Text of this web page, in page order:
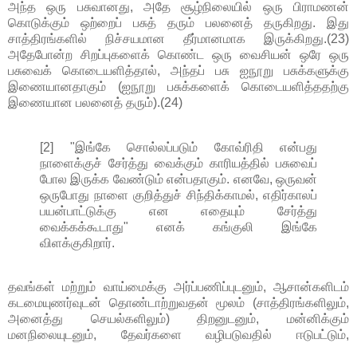
அந்த ஒரு பசுவானது, அதே சூழ்நிலையில் ஒரு பிராமணன்
கொடுக்கும் ஒற்றைப் பசுத் தரும் பலனைத் தருகிறது. இது
சாத்திரங்களில் நிச்சயமான தீர்மானமாக இருக்கிறது.(23)
அதேபோன்ற சிறப்புகளைக் கொண்ட ஒரு வைசியன் ஒரே ஒரு
பசுவைக் கொடையளித்தால், அந்தப் பசு ஐநூறு பசுக்களுக்கு
இணையானதாகும் (ஐநூறு பசுக்களைக் கொடையளித்ததற்கு
இணையான பலனைத் தரும்).(24)
[2] "இங்கே சொல்லப்படும் கோவ்ரிதி என்பது
நாளைக்குச் சேர்த்து வைக்கும் காரியத்தில் பசுவைப்
போல இருக்க வேண்டும் என்பதாகும். எனவே, ஒருவன்
ஒருபோது நாளை குறித்துச் சிந்திக்காமல், எதிர்காலப்
பயன்பாட்டுக்கு என எதையும் சேர்த்து
வைக்கக்கூடாது" எனக் கங்குலி இங்கே
விளக்குகிறார்.
தவங்கள் மற்றும் வாய்மைக்கு அர்ப்பணிப்புடனும், ஆசான்களிடம்
கடமையுணர்வுடன் தொண்டாற்றுவதன் மூலம் (சாத்திரங்களிலும்,
அனைத்து செயல்களிலும்) திறனுடனும், மன்னிக்கும்
மனநிலையுடனும், தேவர்களை வழிபடுவதில் ஈடுபட்டும்,